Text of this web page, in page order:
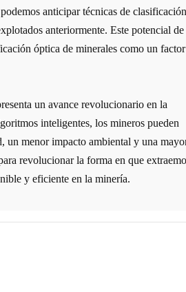
anticipar técnicas de clasificación
anteriormente. Este potencial de
óptica de minerales como un factor
un avance revolucionario en la
inteligentes, los mineros pueden
un menor impacto ambiental y una
revolucionar la forma en que
y eficiente en la minería.